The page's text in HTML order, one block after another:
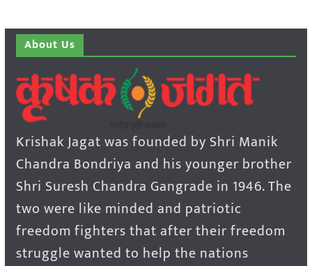
About Us
Krishak Jagat was founded by Shri Manik
Chandra Bondriya and his younger brother
Shri Suresh Chandra Gangrade in 1946. The
two were like minded and patriotic
freedom fighters that after their freedom
struggle wanted to help the nations